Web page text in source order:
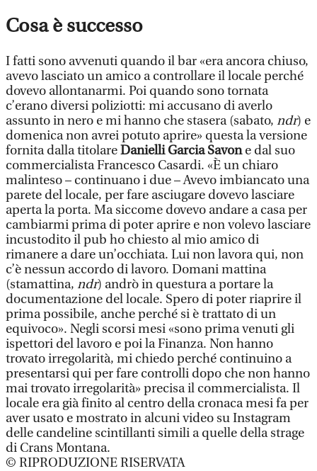
Cosa è successo
I fatti sono avvenuti quando il bar «era ancora chiuso,
avevo lasciato un amico a controllare il locale perché
dovevo allontanarmi. Poi quando sono tornata
c’erano diversi poliziotti: mi accusano di averlo
assunto in nero e mi hanno che stasera (sabato, ndr) e
domenica non avrei potuto aprire» questa la versione
fornita dalla titolareDanielli Garcia Savone dal suo
commercialista Francesco Casardi. «È un chiaro
malinteso – continuano i due – Avevo imbiancato una
parete del locale, per fare asciugare dovevo lasciare
aperta la porta. Ma siccome dovevo andare a casa per
cambiarmi prima di poter aprire e non volevo lasciare
incustodito il pub ho chiesto al mio amico di
rimanere a dare un’occhiata. Lui non lavora qui, non
c’è nessun accordo di lavoro. Domani mattina
(stamattina, ndr) andrò in questura a portare la
documentazione del locale. Spero di poter riaprire il
prima possibile, anche perché si è trattato di un
equivoco». Negli scorsi mesi «sono prima venuti gli
ispettori del lavoro e poi la Finanza. Non hanno
trovato irregolarità, mi chiedo perché continuino a
presentarsi qui per fare controlli dopo che non hanno
mai trovato irregolarità» precisa il commercialista. Il
locale era già finito al centro della cronaca mesi fa per
aver usato e mostrato in alcuni video su Instagram
delle candeline scintillanti simili a quelle della strage
di Crans Montana.
© RIPRODUZIONE RISERVATA